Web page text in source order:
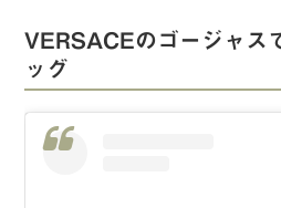
VERSACEのゴージャス
ッグ